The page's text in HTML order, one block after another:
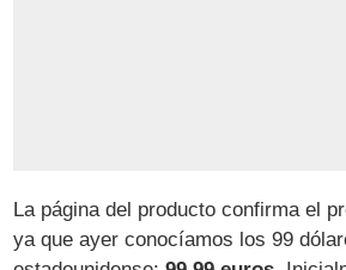
La página del producto confirma el
ya que ayer conocíamos los 99